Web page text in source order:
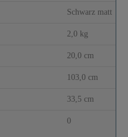
Schwarz matt
2,0 kg
20,0 cm
103,0 cm
33,5 cm
0